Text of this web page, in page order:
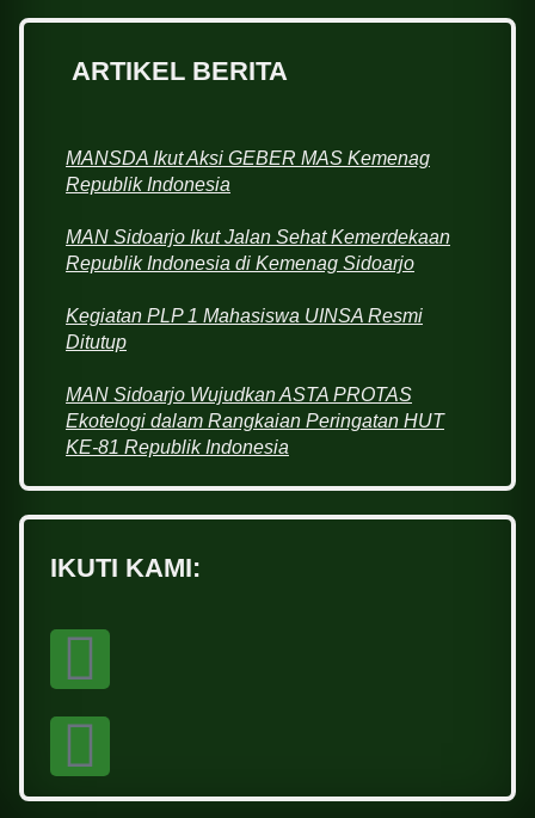
ARTIKEL BERITA
MANSDA Ikut Aksi GEBER MAS Kemenag
Republik Indonesia
MAN Sidoarjo Ikut Jalan Sehat Kemerdekaan
Republik Indonesia di Kemenag Sidoarjo
Kegiatan PLP 1 Mahasiswa UINSA Resmi
Ditutup
MAN Sidoarjo Wujudkan ASTA PROTAS
Ekotelogi dalam Rangkaian Peringatan HUT
KE-81 Republik Indonesia
IKUTI KAMI: